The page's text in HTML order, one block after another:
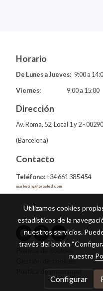
Horario
De Lunes a Jueves: 9:00 a
Viernes: 9:00 a 15:00
Dirección
Av. Roma, 52, Local 1 y 2 -
(Barcelona)
Contacto
Teléfono:+34 661 385 454
marketing@braeled.com
Gestión de cookies
Política de privacidad
Utilizamos cookies
estadísticos de la
nuestros servicios.
través del botón
nuestra
Configurar